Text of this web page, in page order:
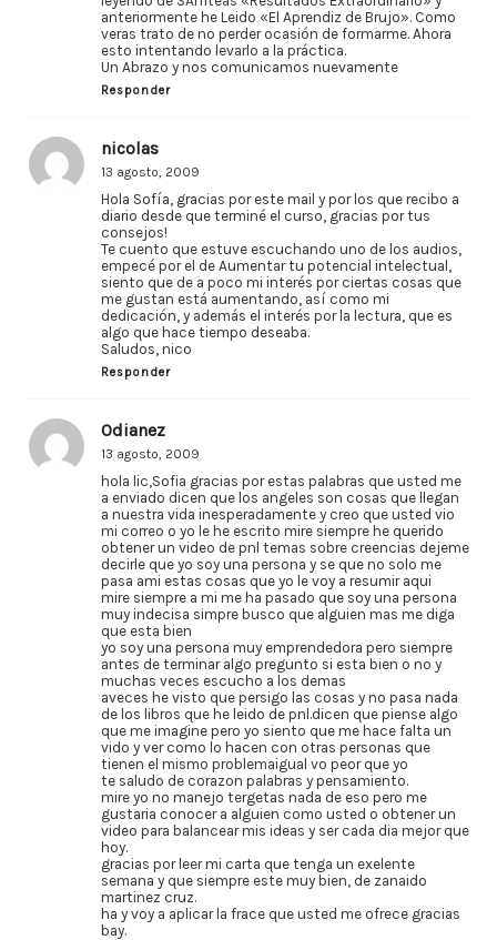
anteriormente he Leido «El Aprendiz de Brujo». Como
veras trato de no perder ocasión de formarme. Ahora
esto intentando levarlo a la práctica.
Un Abrazo y nos comunicamos nuevamente
Responder
nicolas
13 agosto, 2009
Hola Sofía, gracias por este mail y por los que recibo a
diario desde que terminé el curso, gracias por tus
consejos!
Te cuento que estuve escuchando uno de los audios,
empecé por el de Aumentar tu potencial intelectual,
siento que de a poco mi interés por ciertas cosas que
me gustan está aumentando, así como mi
dedicación, y además el interés por la lectura, que es
algo que hace tiempo deseaba.
Saludos, nico
Responder
Odianez
13 agosto, 2009
hola lic,Sofia gracias por estas palabras que usted me
a enviado dicen que los angeles son cosas que llegan
a nuestra vida inesperadamente y creo que usted vio
mi correo o yo le he escrito mire siempre he querido
obtener un video de pnl temas sobre creencias dejeme
decirle que yo soy una persona y se que no solo me
pasa ami estas cosas que yo le voy a resumir aqui
mire siempre a mi me ha pasado que soy una persona
muy indecisa simpre busco que alguien mas me diga
que esta bien
yo soy una persona muy emprendedora pero siempre
antes de terminar algo pregunto si esta bien o no y
muchas veces escucho a los demas
aveces he visto que persigo las cosas y no pasa nada
de los libros que he leido de pnl.dicen que piense algo
que me imagine pero yo siento que me hace falta un
vido y ver como lo hacen con otras personas que
tienen el mismo problemaigual vo peor que yo
te saludo de corazon palabras y pensamiento.
mire yo no manejo tergetas nada de eso pero me
gustaria conocer a alguien como usted o obtener un
video para balancear mis ideas y ser cada dia mejor que
hoy.
gracias por leer mi carta que tenga un exelente
semana y que siempre este muy bien, de zanaido
martinez cruz.
ha y voy a aplicar la frace que usted me ofrece gracias
bay.